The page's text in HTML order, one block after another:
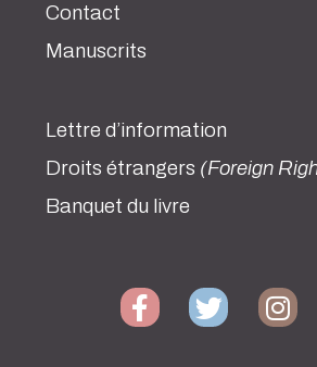
Contact
Manuscrits
Lettre d’information
Droits étrangers (Foreign
Banquet du livre